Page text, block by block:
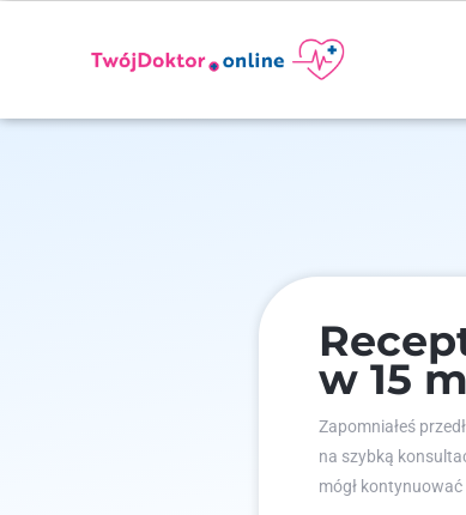
w 15
Zapomniałeś
na szybką
mógł kontynuować